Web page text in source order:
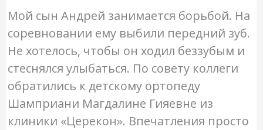
Мой сын Андрей занимается борьбой. На
соревновании ему выбили передний зуб.
Не хотелось, чтобы он ходил беззубым и
стеснялся улыбаться. По совету коллеги
обратились к детскому ортопеду
Шамприани Магдалине Гияевне из
клиники «Церекон». Впечатления просто